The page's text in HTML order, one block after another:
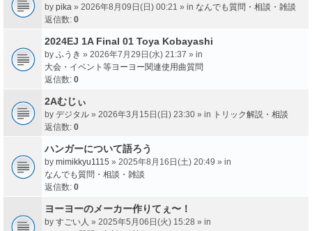
by pika » 2026年8月09日(日) 00:21 » in なんでも質問・相談・雑談
返信数: 0
2024EJ 1A Final 01 Toya Kobayashi
by ふうき » 2026年7月29日(水) 21:37 » in
大会・イベント等ヨーヨー関連使用曲質問
返信数: 0
2Aむじぃ
by デジタル » 2026年3月15日(日) 23:30 » in トリック解説・相談
返信数: 0
ハンガーについて語ろう
by mimikkyu1115 » 2025年8月16日(土) 20:49 » in
なんでも質問・相談・雑談
返信数: 0
ヨーヨーのメーカー作りてぇ〜！
by すごい人 » 2025年5月06日(火) 15:28 » in